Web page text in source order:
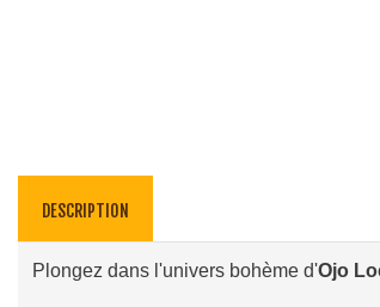
DESCRIPTION
Plongez dans l'univers bohème d'Ojo